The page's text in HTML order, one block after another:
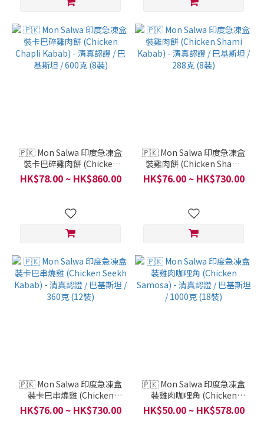
🇵🇰 Mon Salwa 印度急凍盒
裝卡巴碎雞肉餅 (Chicken
Chapli Kabab) - 清真認證 /
巴基斯坦 / 600克 (8裝)
HK$78.00 ~ HK$860.00
🇵🇰 Mon Salwa 印度急凍盒
裝雞肉餅 (Chicken Shami
Kabab) - 清真認證 / 巴基斯
坦 / 288克 (8裝)
HK$76.00 ~ HK$730.00
🇵🇰 Mon Salwa 印度急凍盒
裝卡巴串燒雞 (Chicken
Seekh Kabab) - 清真認證 /
巴基斯坦 / 360克 (12裝)
HK$76.00 ~ HK$730.00
🇵🇰 Mon Salwa 印度急凍盒
裝雞肉咖哩角 (Chicken
Samosa) - 清真認證 / 巴基
斯坦 / 1000克 (18裝)
HK$50.00 ~ HK$578.00